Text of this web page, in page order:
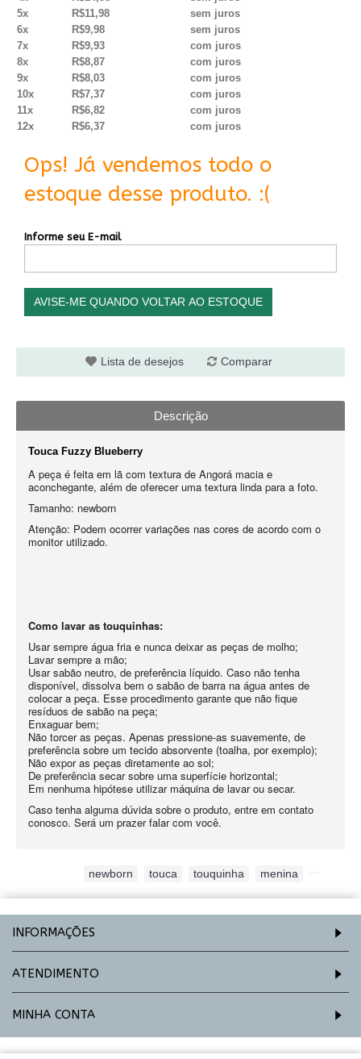
5x
R$11,98
sem juros
6x
R$9,98
sem juros
7x
R$9,93
com juros
8x
R$8,87
com juros
9x
R$8,03
com juros
10x
R$7,37
com juros
11x
R$6,82
com juros
12x
R$6,37 com juros
Ops! Já vendemos todo o
estoque desse produto. :(
Informe seu E-mail
AVISE-ME QUANDO VOLTAR AO ESTOQUE
Lista de desejos Comparar
Descrição
Touca Fuzzy Blueberry
A peça é feita em lã com textura de Angorá macia e
aconchegante, além de oferecer uma textura linda para a foto.
Tamanho: newborn
Atenção: Podem ocorrer variações nas cores de acordo com o
monitor utilizado.
Como lavar as touquinhas:
Usar sempre água fria e nunca deixar as peças de molho;
Lavar sempre a mão;
Usar sabão neutro, de preferência líquido. Caso não tenha
disponível, dissolva bem o sabão de barra na água antes de
colocar a peça. Esse procedimento garante que não fique
resíduos de sabão na peça;
Enxaguar bem;
Não torcer as peças. Apenas pressione-as suavemente, de
preferência sobre um tecido absorvente (toalha, por exemplo);
Não expor as peças diretamente ao sol;
De preferência secar sobre uma superfície horizontal;
Em nenhuma hipótese utilizar máquina de lavar ou secar.
Caso tenha alguma dúvida sobre o produto, entre em contato
conosco. Será um prazer falar com você.
newborn touca touquinha menina
INFORMAÇÕES
ATENDIMENTO
MINHA CONTA